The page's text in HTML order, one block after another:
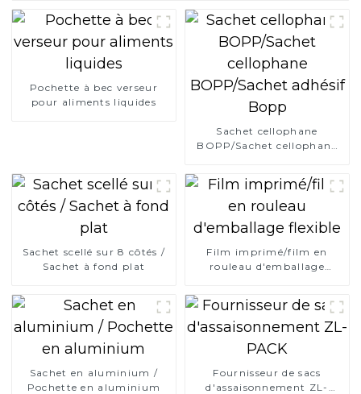
Pochette à bec verseur
pour aliments liquides
Sachet cellophane
BOPP/Sachet cellophane
Sachet scellé sur 8 côtés /
Sachet à fond plat
Film imprimé/film en
rouleau d'emballage
Sachet en aluminium /
Pochette en aluminium
Fournisseur de sacs
d'assaisonnement ZL-